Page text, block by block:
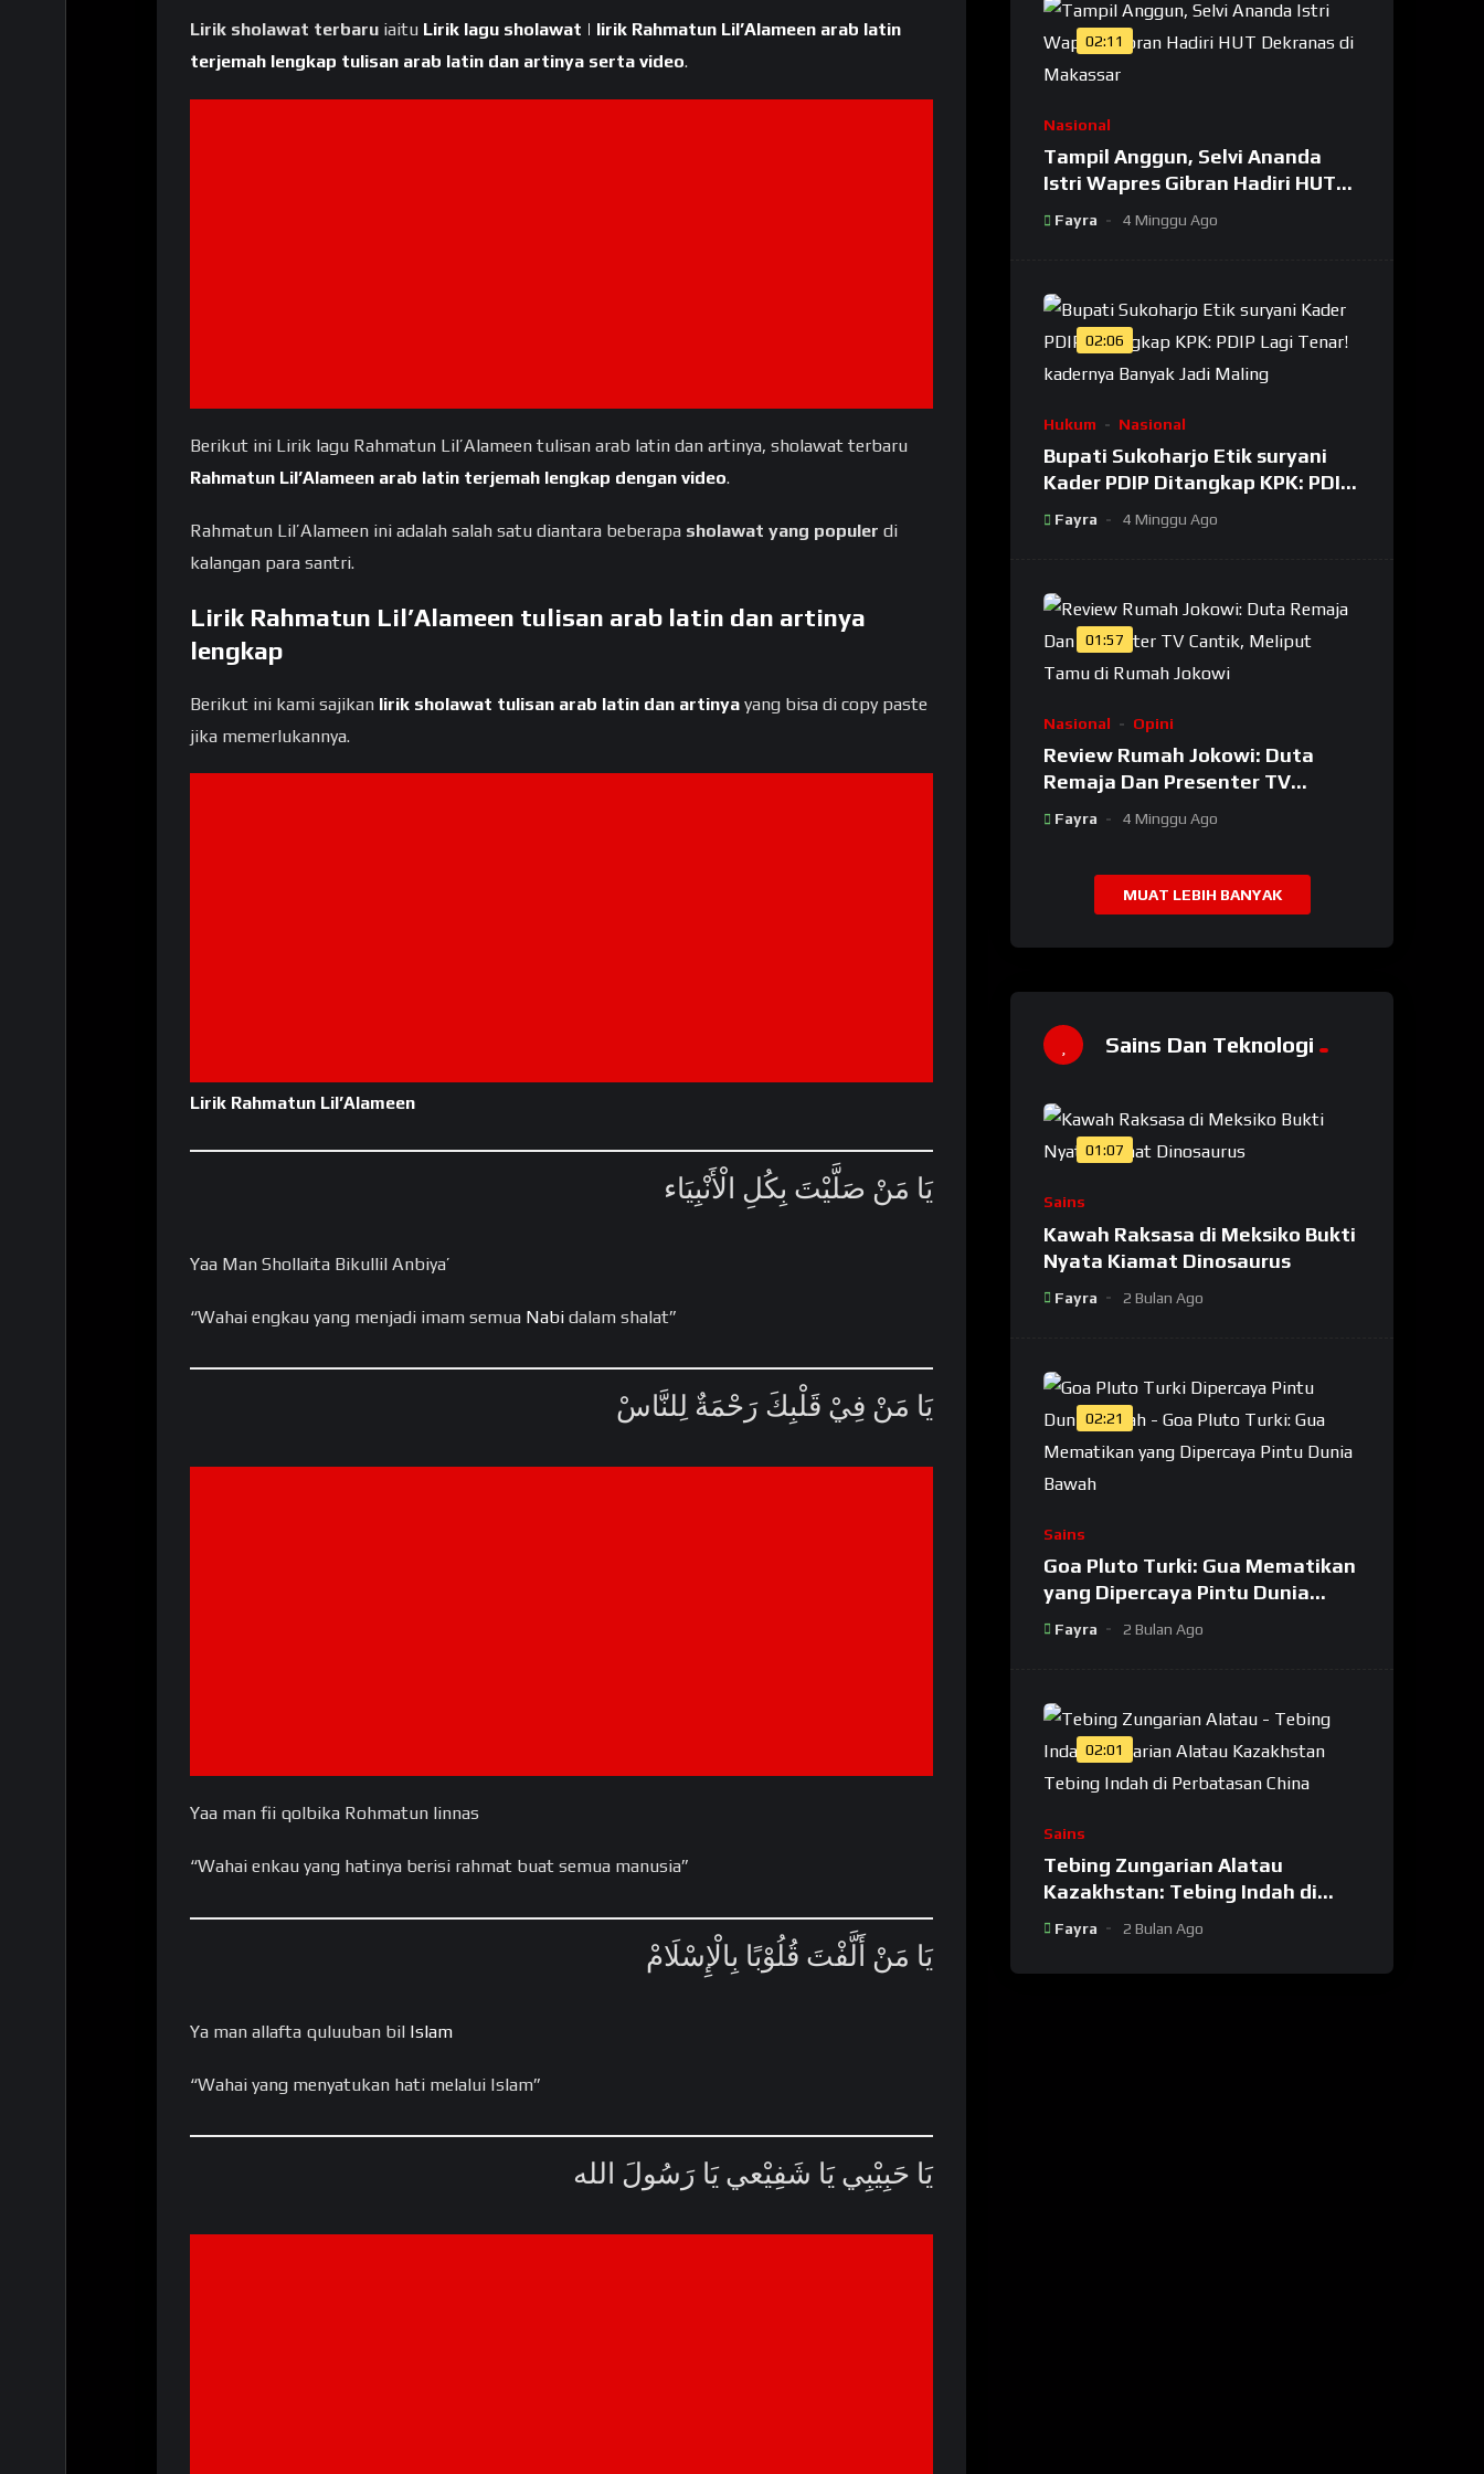
Lirik sholawat terbaru iaitu Lirik lagu sholawat | lirik Rahmatun Lil’Alameen arab latin
terjemah lengkap tulisan arab latin dan artinya serta video.
Berikut ini Lirik lagu Rahmatun Lil’Alameen tulisan arab latin dan artinya, sholawat terbaru
Rahmatun Lil’Alameen arab latin terjemah lengkap dengan video.
Rahmatun Lil’Alameen ini adalah salah satu diantara beberapa sholawat yang populer di
kalangan para santri.
Lirik Rahmatun Lil’Alameen tulisan arab latin dan artinya
lengkap
Berikut ini kami sajikan lirik sholawat tulisan arab latin dan artinya yang bisa di copy paste
jika memerlukannya.
Lirik Rahmatun Lil’Alameen
يَا مَنْ صَلَّيْتَ بِكُلِ الْأَنْبِيَاء
Yaa Man Shollaita Bikullil Anbiya’
“Wahai engkau yang menjadi imam semua Nabi dalam shalat”
يَا مَنْ فِيْ قَلْبِكَ رَحْمَةٌ لِلنَّاسْ
Yaa man fii qolbika Rohmatun linnas
“Wahai enkau yang hatinya berisi rahmat buat semua manusia”
يَا مَنْ أَلَّفْتَ قُلُوْبًا بِالْإِسْلَامْ
Ya man allafta quluuban bil Islam
“Wahai yang menyatukan hati melalui Islam”
يَا حَبِيْبِي يَا شَفِيْعي يَا رَسُولَ الله
02:11
Nasional
Tampil Anggun, Selvi Ananda
Istri Wapres Gibran Hadiri HUT
Dekranas di Makassar
Fayra 4 Minggu Ago
02:06
Hukum Nasional
Bupati Sukoharjo Etik suryani
Kader PDIP Ditangkap KPK: PDIP
Lagi Tenar! kadernya Banyak
Jadi Maling
Fayra 4 Minggu Ago
01:57
Nasional Opini
Review Rumah Jokowi: Duta
Remaja Dan Presenter TV
Cantik, Meliput Tamu di Rumah
Jokowi
Fayra 4 Minggu Ago
MUAT LEBIH BANYAK
Sains Dan Teknologi
01:07
Sains
Kawah Raksasa di Meksiko Bukti
Nyata Kiamat Dinosaurus
Fayra 2 Bulan Ago
02:21
Sains
Goa Pluto Turki: Gua Mematikan
yang Dipercaya Pintu Dunia
Bawah
Fayra 2 Bulan Ago
02:01
Sains
Tebing Zungarian Alatau
Kazakhstan: Tebing Indah di
Perbatasan Kazakhstan-China
Fayra 2 Bulan Ago